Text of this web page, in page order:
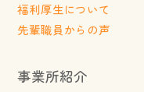
福利厚生について
先輩職員からの声
事業所紹介